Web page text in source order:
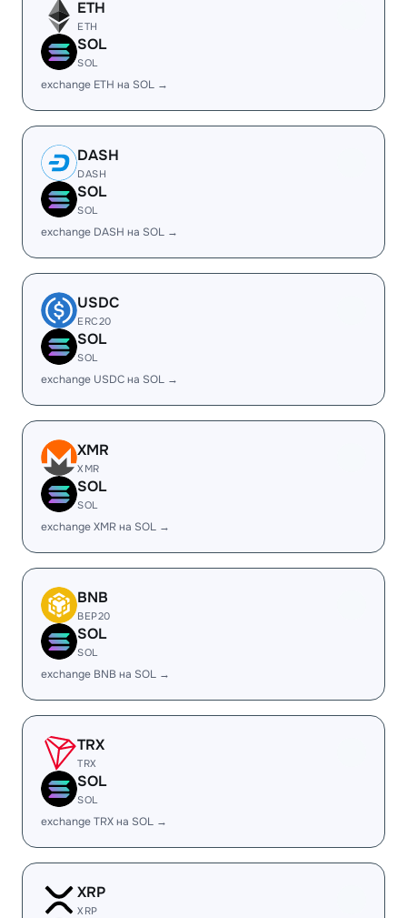
ETH
ETH
SOL
SOL
exchange ETH на SOL →
DASH
DASH
SOL
SOL
exchange DASH на SOL →
USDC
ERC20
SOL
SOL
exchange USDC на SOL →
XMR
XMR
SOL
SOL
exchange XMR на SOL →
BNB
BEP20
SOL
SOL
exchange BNB на SOL →
TRX
TRX
SOL
SOL
exchange TRX на SOL →
XRP
XRP